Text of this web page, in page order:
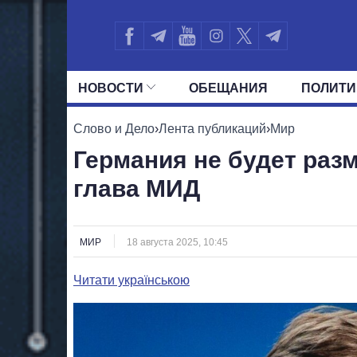
НОВОСТИ ОБЕЩАНИЯ
ВСЕ ПОЛИТИКИ ПРЕЗИДЕНТ И
Слово и Дело›Лента публикаций›Мир
Германия не будет
глава МИД
МИР 18 августа 2025, 10:45
Читати українською